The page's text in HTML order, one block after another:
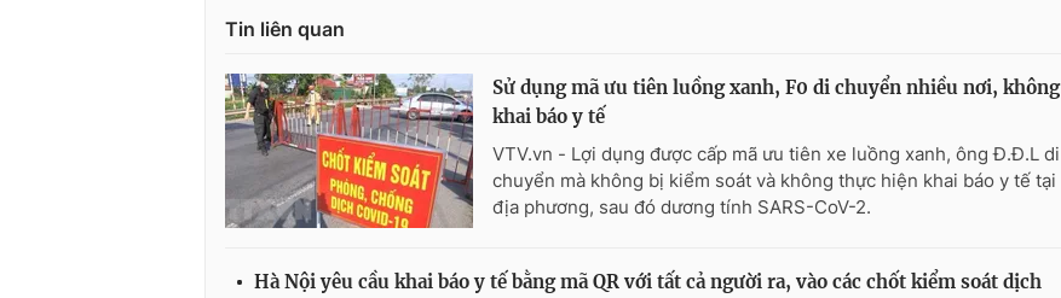
Tin liên quan
Sử dụng mã ưu tiên luồng xanh, F0 di chuyển nhiều nơi, không
khai báo y tế
VTV.vn - Lợi dụng được cấp mã ưu tiên xe luồng xanh, ông Đ.Đ.L di
chuyển mà không bị kiểm soát và không thực hiện khai báo y tế tại
địa phương, sau đó dương tính SARS-CoV-2.
Hà Nội yêu cầu khai báo y tế bằng mã QR với tất cả người ra, vào các chốt kiểm soát dịch